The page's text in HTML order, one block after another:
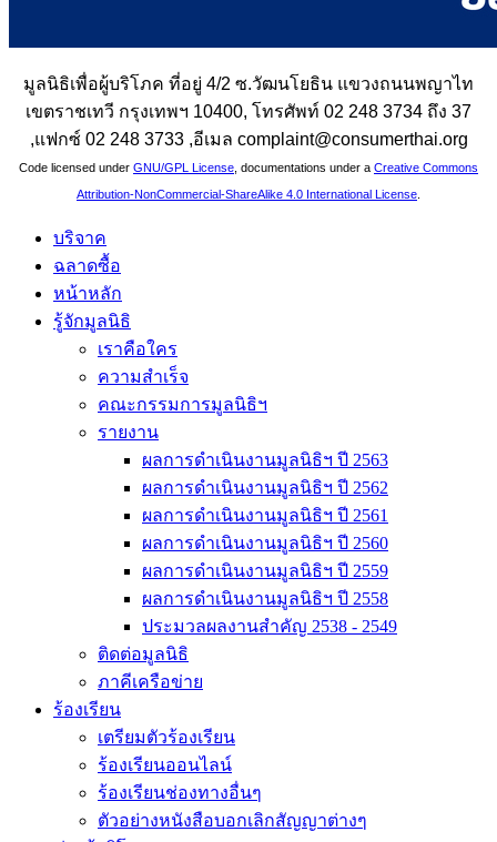
มูลนิธิเพื่อผู้บริโภค ที่อยู่ 4/2 ซ.วัฒนโยธิน แขวงถนนพญาไท
เขตราชเทวี กรุงเทพฯ 10400, โทรศัพท์ 02 248 3734 ถึง 37
,แฟกซ์ 02 248 3733 ,อีเมล complaint@consumerthai.org
Code licensed under GNU/GPL License , documentations under a Creative Commons
Attribution-NonCommercial-ShareAlike 4.0 International License
บริจาค
ฉลาดซื้อ
หน้าหลัก
รู้จักมูลนิธิ
เราคือใคร
ความสำเร็จ
คณะกรรมการมูลนิธิฯ
รายงาน
ผลการดำเนินงานมูลนิธิฯ ปี 2563
ผลการดำเนินงานมูลนิธิฯ ปี 2562
ผลการดำเนินงานมูลนิธิฯ ปี 2561
ผลการดำเนินงานมูลนิธิฯ ปี 2560
ผลการดำเนินงานมูลนิธิฯ ปี 2559
ผลการดำเนินงานมูลนิธิฯ ปี 2558
ประมวลผลงานสำคัญ 2538 - 2549
ติดต่อมูลนิธิ
ภาคีเครือข่าย
ร้องเรียน
เตรียมตัวร้องเรียน
ร้องเรียนออนไลน์
ร้องเรียนช่องทางอื่นๆ
ตัวอย่างหนังสือบอกเลิกสัญญาต่างๆ